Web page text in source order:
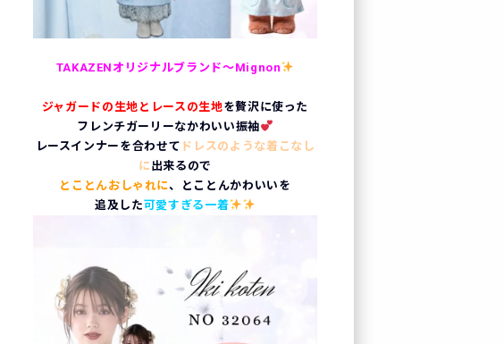
TAKAZENオリジナルブランド～Mignon
ジャガードの生地とレースの生地を贅沢に使った
フレンチガーリーなかわいい振袖
レースインナーを合わせて ドレスのような着こなし
に 出来るので
とことんおしゃれに、とことんかわいいを
追及した可愛すぎる一着